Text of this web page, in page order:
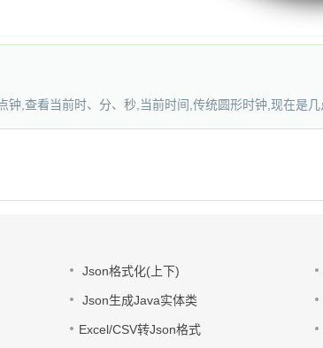
钟,查看当前时、分、秒,当前时间,传统圆形时钟,现在是几
Json格式化(上下)
Json生成Java实体类
Excel/CSV转Json格式